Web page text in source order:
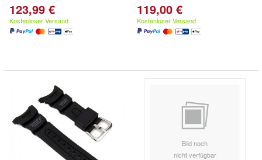
123,99 €
Kostenloser Versand
119,00 €
Kostenloser Versand
Bild noch
nicht verfügbar